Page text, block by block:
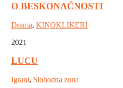
O BESKONAČNOSTI
Drama, KINOKLIKERI
2021
LUCU
Igrani, Slobodna zona